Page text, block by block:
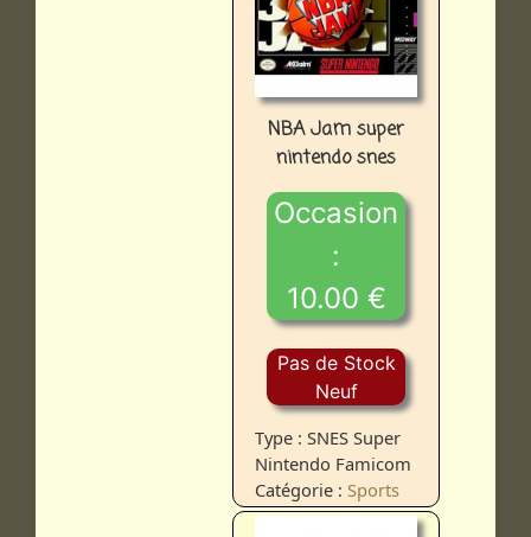
NBA Jam super
nintendo snes
Occasion
:
10.00 €
Pas de Stock
Neuf
Type : SNES Super
Nintendo Famicom
Catégorie : Sports